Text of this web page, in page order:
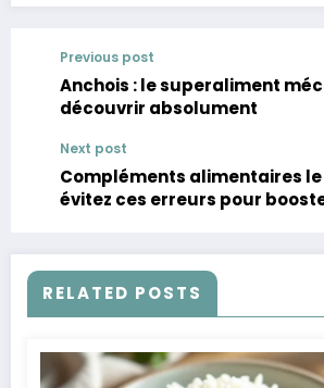
Previous post
Anchois : le superaliment
découvrir absolument
Next post
Compléments alimentaires
évitez ces erreurs pour
RELATED POSTS